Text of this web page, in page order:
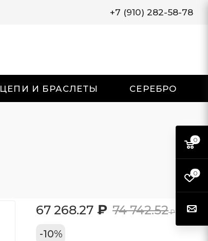
+7 (910) 282-58-78
ЦЕПИ И БРАСЛЕТЫ СЕРЕБРО
67 268.27 ₽ 74 742.52₽
-10%
0
0